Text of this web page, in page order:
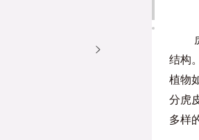
结构
植物
分虎
多样